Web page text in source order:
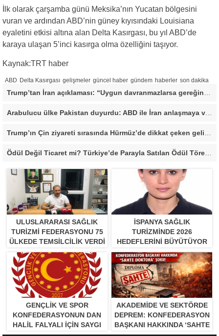
İlk olarak çarşamba günü Meksika’nın Yucatan bölgesini
vuran ve ardından ABD’nin güney kıyısındaki Louisiana
eyaletini etkisi altına alan Delta Kasırgası, bu yıl ABD’de
karaya ulaşan 5’inci kasırga olma özelliğini taşıyor.
Kaynak:TRT haber
ABD Delta Kasırgası gelişmeler güncel haber gündem haberler son dakika
Arabulucu ülke Pakistan duyurdu: ABD ile İran anlaşmaya vardı
Ödül Değil Ticaret mi? Türkiye’de Parayla Satılan Ödül Törenleri Tartışma Yarattı”
ULUSLARARASI SAĞLIK
TURIZMI FEDERASYONU 75
ÜLKEDE TEMSILCILIK VERDI
İSPANYA SAĞLIK
TURIZMINDE 2026
HEDEFLERINI BÜYÜTÜYOR
GENÇLİK VE SPOR
KONFEDERASYONUN DAN
HALİL FALYALI İÇİN SAYGI
AKADEMİDE VE SEKTÖRDE
DEPREM: KONFEDERASYON
BAŞKANI HAKKINDA ‘SAHTE